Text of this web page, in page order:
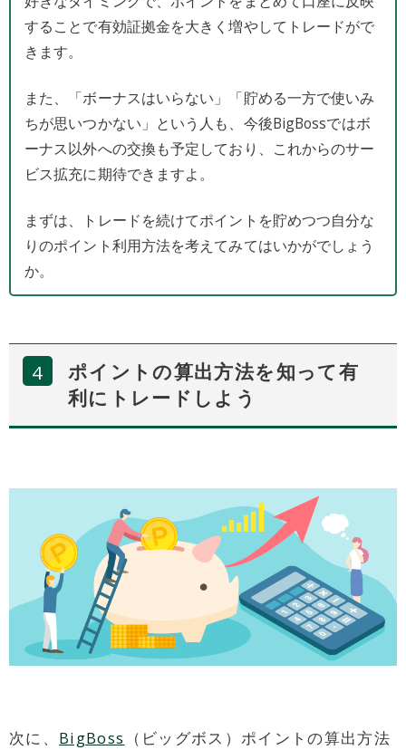
することで有効証拠金を大きく増やしてトレードがで
きます。
また、「ボーナスはいらない」「貯める一方で使いみ
ちが思いつかない」という人も、今後BigBossではボ
ーナス以外への交換も予定しており、これからのサー
ビス拡充に期待できますよ。
まずは、トレードを続けてポイントを貯めつつ自分な
りのポイント利用方法を考えてみてはいかがでしょう
か。
ポイントの算出方法を知って有
利にトレードしよう
次に、 BigBoss
（ビッグボス）ポイントの算出方法